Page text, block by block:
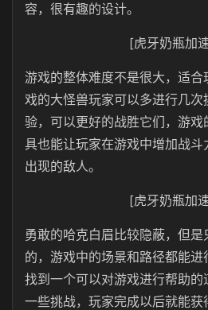
容，很有趣的设计。
[虎牙奶瓶加
游戏的整体难度不是很大，适
戏的大怪兽玩家可以多进行几
验，可以更好的战胜它们，游
具也能让玩家在游戏中增加战
出现的敌人。
[虎牙奶瓶加
勇敢的哈克白眉比较隐蔽，但是
的，游戏中的场景和路径都能
找到一个可以对游戏进行帮助
一些挑战，玩家完成以后就能获